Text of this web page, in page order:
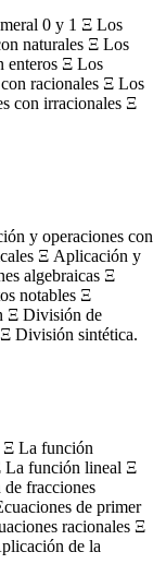
0 y 1 Ξ Los
naturales Ξ Los
enteros Ξ Los
racionales Ξ Los
con irracionales Ξ
y operaciones con
Ξ Aplicación y
algebraicas Ξ
notables Ξ
Ξ División de
División sintética.
Ξ La función
La función lineal Ξ
fracciones
de primer
racionales Ξ
de la